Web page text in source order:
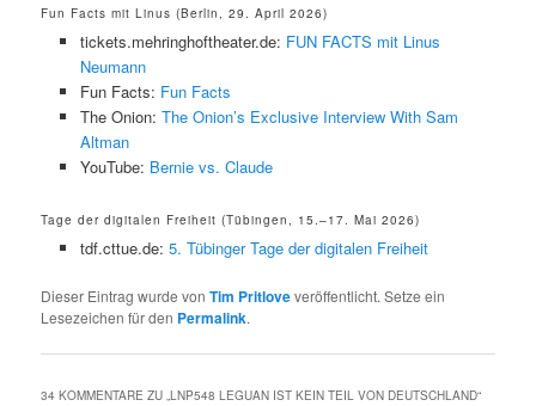
Fun Facts mit Linus (Berlin, 29. April 2026)
tickets.mehringhoftheater.de: FUN FACTS mit Linus
Neumann
Fun Facts: Fun Facts
The Onion: The Onion’s Exclusive Interview With Sam
Altman
YouTube: Bernie vs. Claude
Tage der digitalen Freiheit (Tübingen, 15.–17. Mai 2026)
tdf.cttue.de: 5. Tübinger Tage der digitalen Freiheit
Dieser Eintrag wurde vonTim Pritloveveröffentlicht. Setze ein
Lesezeichen für den Permalink.
34 KOMMENTARE ZU „LNP548 LEGUAN IST KEIN TEIL VON DEUTSCHLAND“